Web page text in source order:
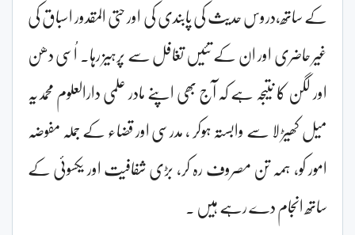
کے ساتھ،دروس حدیث کی پابندی کی اور حتی المقدور اسباق کی
غیر حاضری اور ان کے تئیں تغافل سے پرہیز رہا۔ اُسی دھن
اور لگن کا نتیجہ ہے کہ آج بھی اپنے مادر علمی دارالعلوم محمدیہ
میل کھیڑ لا سے وابستہ ہوکر ، مدرسی اور قضاء کے جملہ مفوضہ
امور کو، ہمہ تن مصروف رہ کر، بڑی شفافیت اور یکسوئی کے
ساتھ انجام دے رہے ہیں ۔